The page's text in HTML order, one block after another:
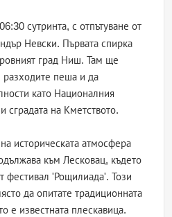
сутринта, с отпътуване от
Невски. Първата спирка
град Ниш. Там ще
разходите пеша и да
като Националния
сградата на Кметството.
историческата атмосфера
към Лесковац, където
фестивал 'Рощилиада'. Този
да опитате традиционната
е известната плескавица.